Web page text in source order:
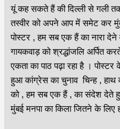
यूं कह सकते हैं की दिल्ली से गली
तस्वीर को अपने आप में समेट कर
पोस्टर , हम सब एक हैं का नारा
गायकवाड़ को श्रद्धांजलि अर्पित
एकता का पाठ पढ़ा रहा है ।
हुआ कांग्रेस का चुनाव चिन्ह , हाथ
को , हम सब एक हैं , का संदेश देते
मुंबई मनपा का किला जितने के लिए